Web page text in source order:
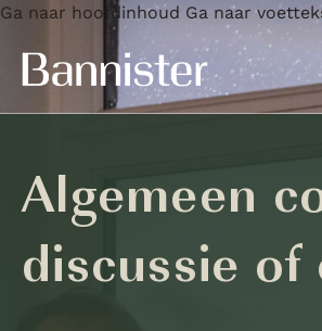
Ga naar hoofdinhoud Ga naar
Algemeen
discussie